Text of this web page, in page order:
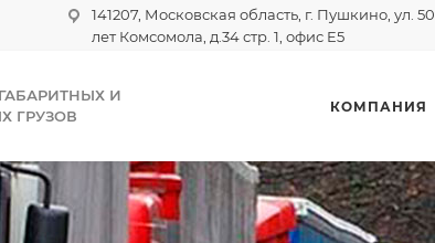
141207, Московская область, г. Пушкино, ул. 50
лет Комсомола, д.34 стр. 1, офис E5
И
ГРУЗОВ
КОМПАНИЯ